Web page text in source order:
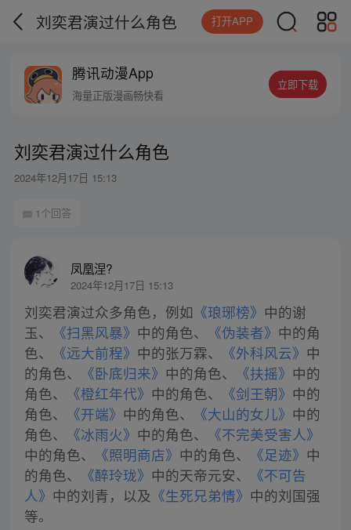
刘奕君演过什么角色 打开APP
腾讯动漫App
海量正版漫画畅快看
立即下载
刘奕君演过什么角色
2024年12月17日 15:13
1个回答
凤凰涅?
2024年12月17日 15:13
刘奕君演过众多角色，例如 《琅琊榜》 中的谢
玉、
《扫黑风暴》 中的角色、 《伪装者》 中的角
色、
《远大前程》 中的张万霖、 《外科风云》 中
的角色、
《卧底归来》 中的角色、 《扶摇》 中的
角色、
《橙红年代》 中的角色、 《剑王朝》 中的
角色、
《开端》 中的角色、 《大山的女儿》 中的
角色、
《冰雨火》 中的角色、
《不完美受害人》
中的角色、
《照明商店》 中的角色、 《足迹》 中
的角色、
《醉玲珑》 中的天帝元安、
《不可告
人》 中的刘青，以及 《生死兄弟情》 中的刘国强
等。